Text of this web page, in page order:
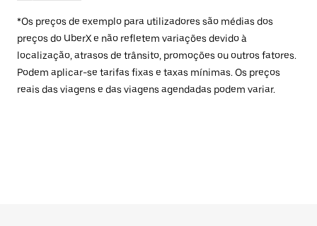
*Os preços de exemplo para utilizadores são médias dos
preços do UberX e não refletem variações devido à
localização, atrasos de trânsito, promoções ou outros fatores.
Podem aplicar-se tarifas fixas e taxas mínimas. Os preços
reais das viagens e das viagens agendadas podem variar.